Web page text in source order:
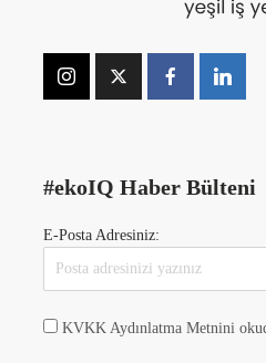
#ekoIQ Haber Bülteni
E-Posta Adresiniz:
KVKK Aydınlatma Metnini